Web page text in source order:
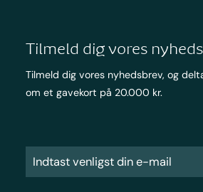
Tilmeld dig vores
Tilmeld dig vores nyhedsbrev, og
om et gavekort på 20.000 kr.